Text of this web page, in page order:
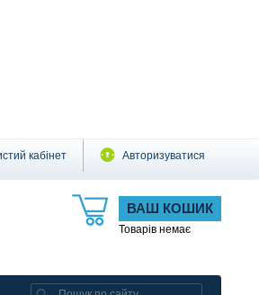
кабінет Авторизуватися
ВАШ КОШИК
Товарів немає